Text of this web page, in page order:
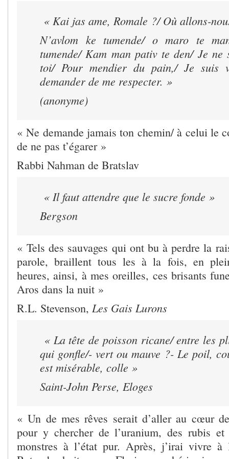
« Kai jas ame, Romale ?/ Où allons-
N’avlom ke tumende/ o maro te
tumende/ Kam man pativ te den/ Je ne
toi/ Pour mendier du pain,/ Je suis
demander de me respecter. »
(anonyme)
« Ne demande jamais ton chemin/ à celui le
de ne pas t’égarer »
Rabbi Nahman de Bratslav
« Il faut attendre que le sucre fonde »
Bergson
« Tels des sauvages qui ont bu à perdre la
parole, braillent tous les à la fois, en
heures, ainsi, à mes oreilles, ces brisants
Aros dans la nuit »
R.L. Stevenson, Les Gais Lurons
« La tête de poisson ricane/ entre les
qui gonfle/- vert ou mauve ?- Le poil,
est misérable, colle »
Saint-John Perse, Eloges
« Un de mes rêves serait d’aller au cœur
pour y chercher de l’uranium, des rubis
monstres à l’état pur. Après, j’irai vivre à